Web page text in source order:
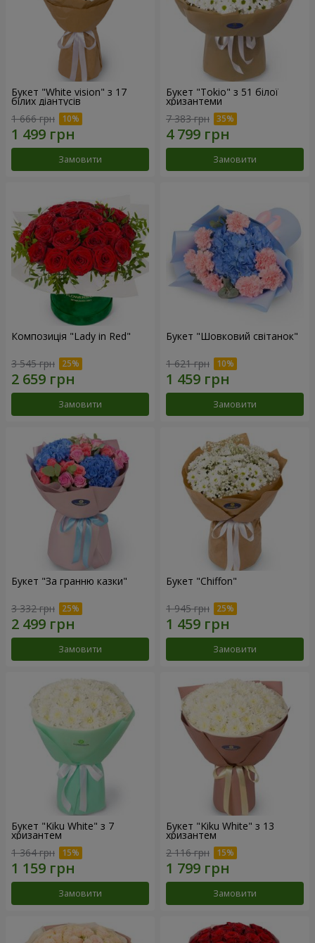
Букет "White vision" з 17
білих діантусів
1 666 грн
Замовити
Букет "Tokio" з 51 білої
хризантеми
7 383 грн
Замовити
Композиція "Lady in Red"
3 545 грн
Замовити
Букет "Шовковий світанок"
1 621 грн
Замовити
Букет "За гранню казки"
3 332 грн
Замовити
Букет "Chiffon"
1 945 грн
Замовити
Букет "Kiku White" з 7
хризантем
1 364 грн
Замовити
Букет "Kiku White" з 13
хризантем
2 116 грн
Замовити